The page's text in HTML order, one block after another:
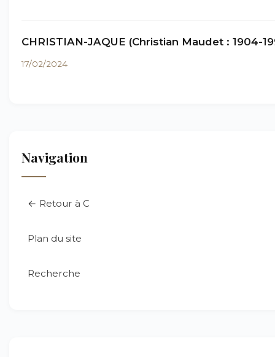
CHRISTIAN-JAQUE (Christian Maudet : 1904-
17/02/2024
Navigation
← Retour à C
Plan du site
Recherche